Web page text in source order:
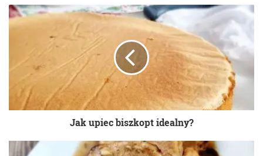
Jak upiec biszkopt idealny?